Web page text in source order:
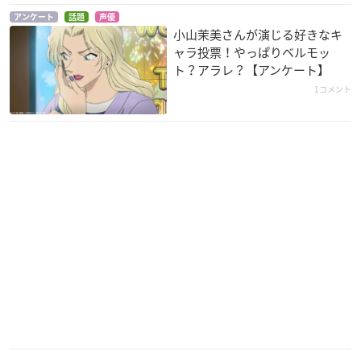
都築詩船
アンケート 話題 声優
小山茉美さんが演じる好きなキ
ャラ投票！やっぱりベルモッ
ト？アラレ？【アンケート】
1コメント